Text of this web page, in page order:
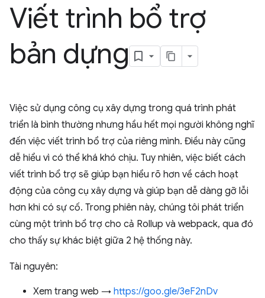
Viết trình bổ trợ
bản dựng
Việc sử dụng công cụ xây dựng trong quá trình phát
triển là bình thường nhưng hầu hết mọi người không nghĩ
đến việc viết trình bổ trợ của riêng mình. Điều này cũng
dễ hiểu vì có thể khá khó chịu. Tuy nhiên, việc biết cách
viết trình bổ trợ sẽ giúp bạn hiểu rõ hơn về cách hoạt
động của công cụ xây dựng và giúp bạn dễ dàng gỡ lỗi
hơn khi có sự cố. Trong phiên này, chúng tôi phát triển
cùng một trình bổ trợ cho cả Rollup và webpack, qua đó
cho thấy sự khác biệt giữa 2 hệ thống này.
Tài nguyên:
Xem trang web → https://goo.gle/3eF2nDv